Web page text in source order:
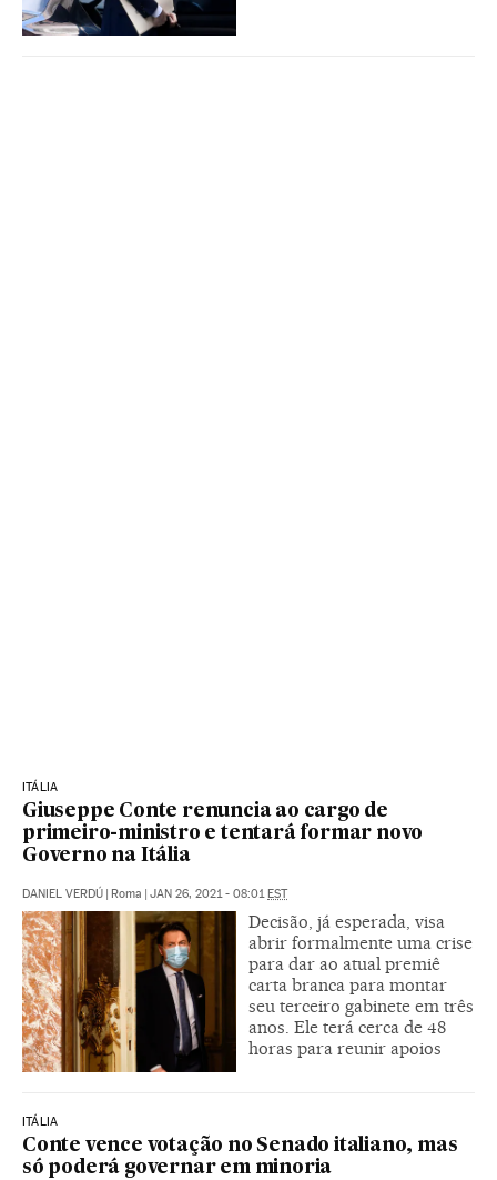
ITÁLIA
Giuseppe Conte renuncia ao cargo de
primeiro-ministro e tentará formar novo
Governo na Itália
DANIEL VERDÚ Roma JAN 26, 2021 - 08:01 EST
Decisão, já esperada, visa
abrir formalmente uma crise
para dar ao atual premiê
carta branca para montar
seu terceiro gabinete em três
anos. Ele terá cerca de 48
horas para reunir apoios
ITÁLIA
Conte vence votação no Senado italiano, mas
só poderá governar em minoria